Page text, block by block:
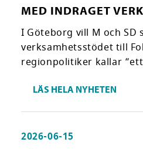
MED INDRAGET
I Göteborg vill M och SD
verksamhetsstödet till
regionpolitiker kallar
LÄS HELA NYHETEN
2026-06-15